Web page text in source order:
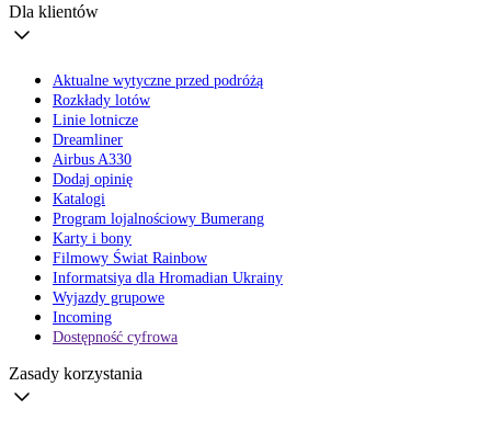
Dla klientów
Aktualne wytyczne przed podróżą
Rozkłady lotów
Linie lotnicze
Dreamliner
Airbus A330
Dodaj opinię
Katalogi
Program lojalnościowy Bumerang
Karty i bony
Filmowy Świat Rainbow
Informatsiya dla Hromadian Ukrainy
Wyjazdy grupowe
Incoming
Dostępność cyfrowa
Zasady korzystania